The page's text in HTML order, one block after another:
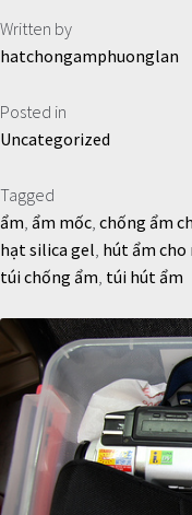
Written by
hatchongamphuonglan
Posted in
Uncategorized
Tagged
ẩm ẩm mốc chống ẩm
hạt silica gel hút ẩm cho
túi chống ẩm túi hút ẩm